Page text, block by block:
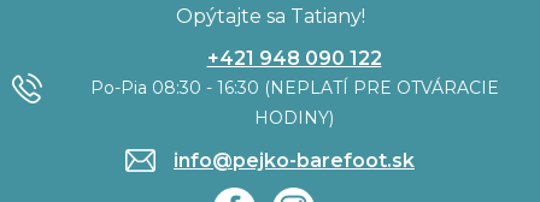
Opýtajte sa Tatiany!
+421 948 090 122
Po-Pia 08:30 - 16:30 (NEPLATÍ PRE OTVÁRACIE
HODINY)
info@pejko-barefoot.sk